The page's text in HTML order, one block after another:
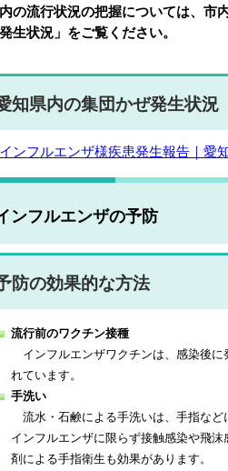
の流行状況の把握については、市
生状況」をご覧ください。
知県内の集団かぜ発生状況
インフルエンザ様疾患発生報告｜愛
ンフルエンザの予防
防の効果的な方法
流行前のワクチン接種
インフルエンザワクチンは、感染後に
れています。
手洗い
流水・石鹸による手洗いは、手指など
インフルエンザに限らず接触感染や飛
剤による手指衛生も効果があります。